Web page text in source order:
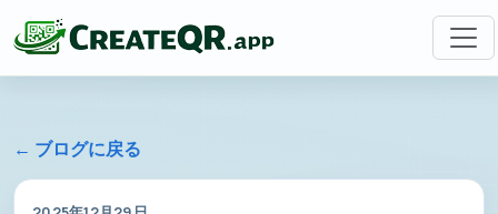
← ブログに戻る